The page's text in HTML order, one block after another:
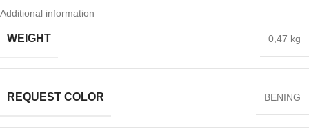
Additional information
WEIGHT 0,47 kg
REQUEST COLOR BENING